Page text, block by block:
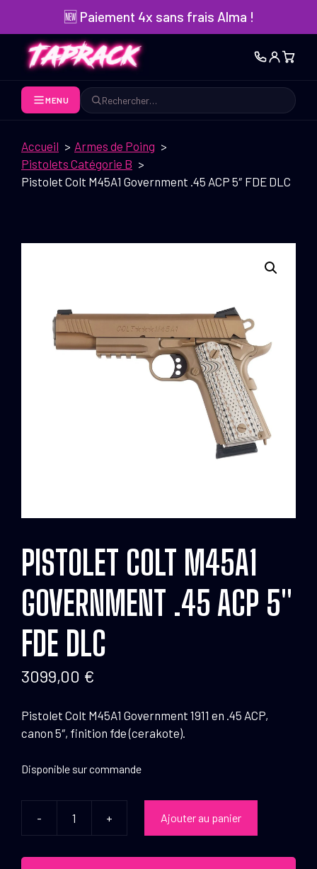
contenu
🆕 Paiement 4x sans frais Alma !
MENU
Rechercher
Accueil
Armes de Poing
Pistolets Catégorie B
Pistolet Colt M45A1 Government .45 ACP 5″ FDE DLC
PISTOLET COLT M45A1
GOVERNMENT .45 ACP 5″
FDE DLC
3099,00 €
Pistolet Colt M45A1 Government 1911 en .45 ACP,
canon 5″, finition fde (cerakote).
Disponible sur commande
-
quantité
Pistolet
+ Ajouter au panier